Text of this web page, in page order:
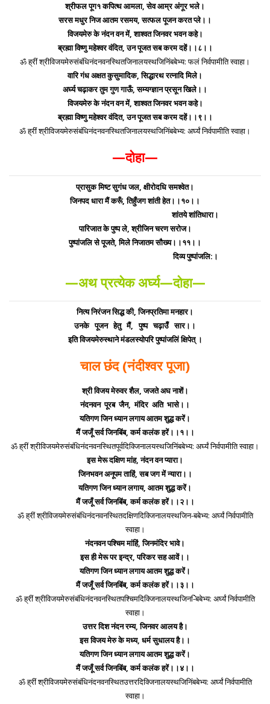
श्रीफल पूग१ कपित्थ आमला, सेव आम्र अंगूर भले।
सरस मधुर निज आतम रसमय, सत्फल पूजन करत प्ले।।
विजयमेरु के नंदन वन में, शाश्वत जिनवर भवन कहे।
ब्रह्मा विष्णु महेश्वर वंदित, उन पूजत सब करम दहें।।८।।
ॐ ह्रीं श्रीविजयमेरुसंबंधिनंदनवनस्थितजिनालयस्थजिनिंबबेभ्य: फलं निर्वपामीति स्वाहा।
वारि गंध अक्षत कुसुमादिक, सिद्धारथ रत्नादि मिले।
अर्घ्य चढ़ाकर तुम गुण गाऊँ, सम्यग्ज्ञान प्रसून खिले।।
विजयमेरु के नंदन वन में, शाश्वत जिनवर भवन कहे।
ब्रह्मा विष्णु महेश्वर वंदित, उन पूजत सब करम दहें।।९।।
ॐ ह्रीं श्रीविजयमेरुसंबंधिनंदनवनस्थितजिनालयस्थजिनिंबबेभ्य: अर्घ्यं निर्वपामीति स्वाहा।
—दोहा—
प्रासुक मिष्ट सुगंध जल, क्षीरोदधि समश्वेत।
जिनपद धारा मैं करूँ, तिहुँजग शांती हेत।।१०।।
शांतये शांतिधारा।
पारिजात के पुष्प ले, श्रीजिन चरण सरोज।
पुष्पांजलि से पूजते, मिले निजातम सौख्य।।११।।
दिव्य पुष्पांजलि:।
—अथ प्रत्येक अर्घ्य—दोहा—
नित्य निरंजन सिद्ध की, जिनप्रतिमा मनहार।
उनके पूजन हेतु मैं, पुष्प चढ़ाउॅँ सार।।
इति विजयमेरुस्थाने मंडलस्योपरि पुष्पांजलिं क्षिपेत् ।
चाल छंद (नंदीश्वर पूजा)
श्री विजय मेरुवर शैल, जजते अघ नाशें।
नंदनवन पूरब जैन, मंदिर अति भासे।।
यतिगण जिन ध्यान लगाय आतम शुद्ध करें।
मैं जजूँ सर्व जिनबिंब, कर्म कलंक हरें।।१।।
ॐ ह्रीं श्रीविजयमेरुसंबंधिनंदनवनस्थितपूर्वदिक्जिनालयस्थजिनिंबबेभ्य: अर्घ्यं निर्वपामीति स्वाहा।
इस मेरू दक्षिण मांह, नंदन वन प्यारा।
जिनभवन अनूपम ताहिं, सब जग में न्यारा।।
यतिगण जिन ध्यान लगाय, आतम शुद्ध करें।
मैं जजूँ सर्व जिनबिंब, कर्म कलंक हरें।।२।।
ॐ ह्रीं श्रीविजयमेरुसंबंधिनंदनवनस्थितदक्षिणदिक्जिनालयस्थजिन-बबेभ्य: अर्घ्यं निर्वपामीति
स्वाहा।
नंदनवन पश्चिम मांहिं, जिनमंदिर भावे।
इस ही मेरू पर इन्द्र, परिकर सह आवें।।
यतिगण जिन ध्यान लगाय आतम शुद्ध करें।
मैं जजूँ सर्व जिनबिंब, कर्म कलंक हरें।।३।।
ॐ ह्रीं श्रीविजयमेरुसंबंधिनंदनवनस्थितपश्चिमदिक्जिनालयस्थजिन-िंबबेभ्य: अर्घ्यं निर्वपामीति
स्वाहा।
उत्तर दिश नंदन रम्य, जिनवर आलय है।
इस विजय मेरु के मध्य, धर्म सुधालय है।।
यतिगण जिन ध्यान लगाय आतम शुद्ध करें।
मैं जजूँ सर्व जिनबिंब, कर्म कलंक हरें।।४।।
ॐ ह्रीं श्रीविजयमेरुसंबंधिनंदनवनस्थितउत्तरदिक्जिनालयस्थजिनिंबबेभ्य: अर्घ्यं निर्वपामीति
स्वाहा।